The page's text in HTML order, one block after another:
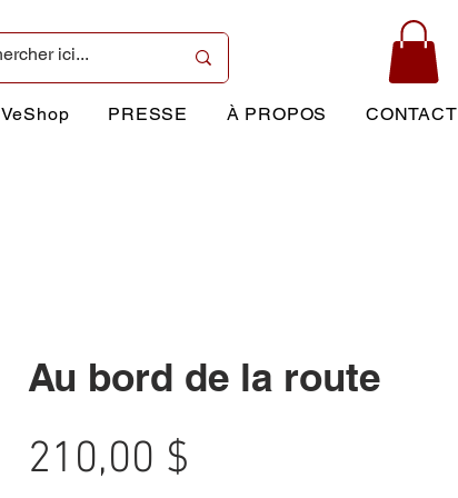
VeShop PRESSE À PROPOS CONTACT
Au bord de la route
210,00 $